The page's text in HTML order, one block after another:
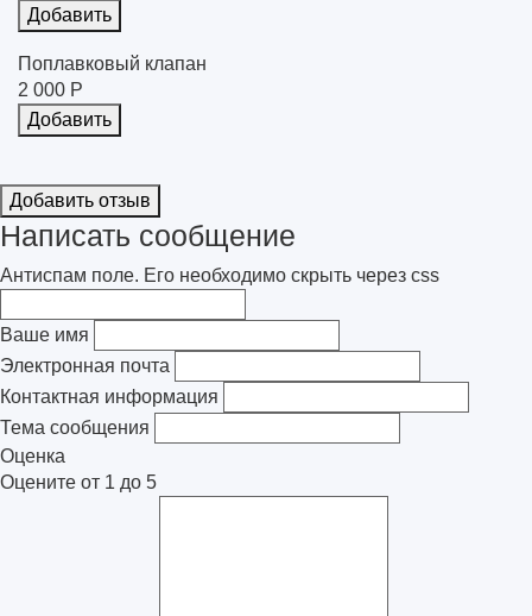
Добавить
Поплавковый клапан
2 000 Р
Добавить
Добавить отзыв
Написать сообщение
Антиспам поле. Его необходимо скрыть через css
Ваше имя
Электронная почта
Контактная информация
Тема сообщения
Оценка
Оцените от 1 до 5